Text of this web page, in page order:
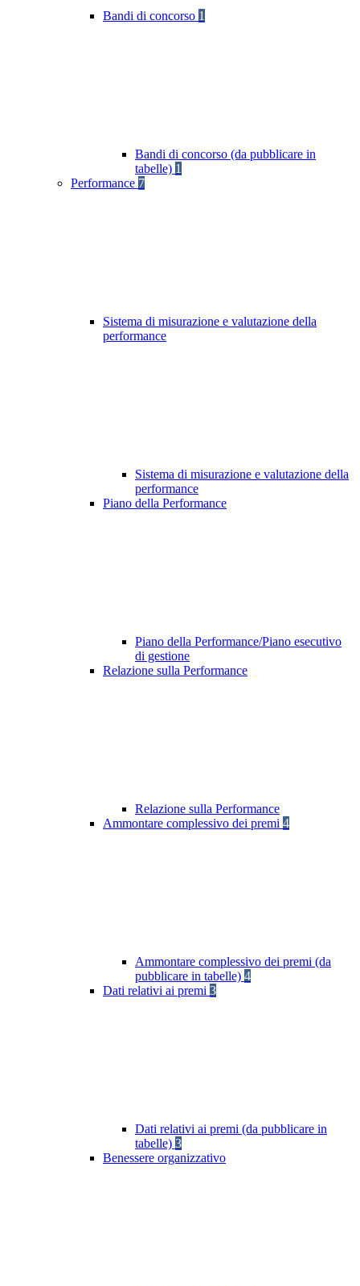
Bandi di concorso 1
Bandi di concorso (da pubblicare in
tabelle) 1
Performance 7
Sistema di misurazione e valutazione della
performance
Sistema di misurazione e valutazione della
performance
Piano della Performance
Piano della Performance/Piano esecutivo
di gestione
Relazione sulla Performance
Relazione sulla Performance
Ammontare complessivo dei premi 4
Ammontare complessivo dei premi (da
pubblicare in tabelle) 4
Dati relativi ai premi 3
Dati relativi ai premi (da pubblicare in
tabelle) 3
Benessere organizzativo